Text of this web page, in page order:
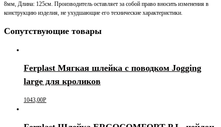
8мм, Длина: 125см. Производитель оставляет за собой право вносить изменения в
конструкцию изделия, не ухудшающие его технические характеристики.
Сопутствующие товары
Ferplast Мягкая шлейка с поводком Jogging
large для кроликов
1043,00Р